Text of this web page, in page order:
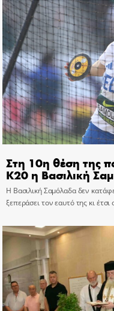
Στη 10η θέση της
Κ20 η Βασιλική
Η Βασιλική Σαμόλαδα δεν
ξεπεράσει τον εαυτό της κι